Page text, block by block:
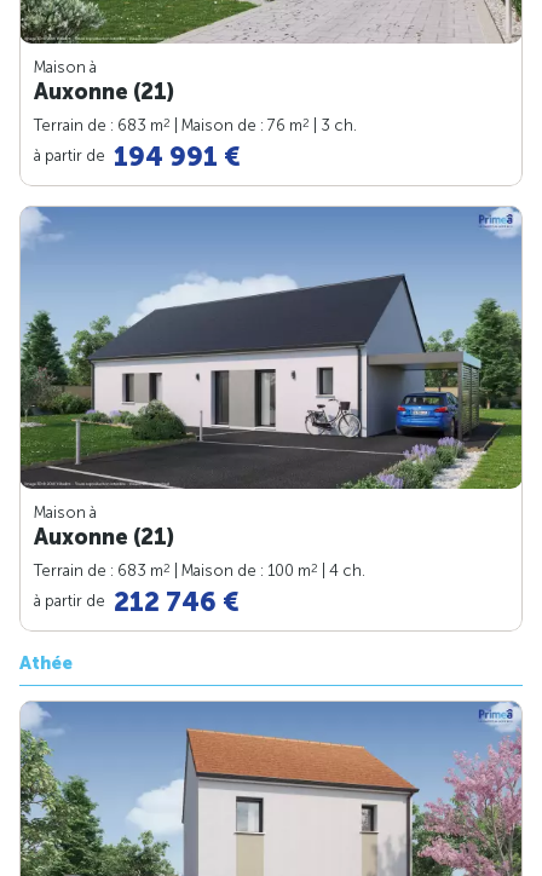
Maison à
Auxonne (21)
Terrain de : 683 m2 | Maison de : 76 m2
| 3 ch.
à partir de 194 991 €
Maison à
Auxonne (21)
Terrain de : 683 m2 | Maison de : 100 m2
| 4 ch.
à partir de 212 746 €
Athée